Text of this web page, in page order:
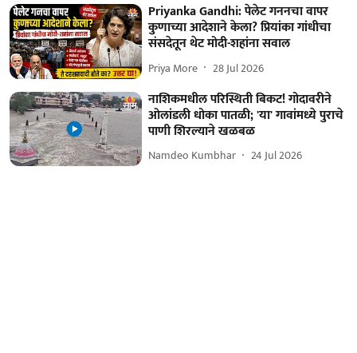
Priyanka Gandhi: पेलेट गननचा वापर
कुणाच्या आदेशाने केला? प्रियांका गांधीचा
संसदेतून थेट मोदी-शहांना सवाल
Priya More 28 Jul 2026
नाशिकमधील परिस्थिती बिकट! गोदावरीने
ओलांडली धोका पातळी; 'या' गावांमध्ये पुराचे
पाणी शिरल्याने खळबळ
Namdeo Kumbhar 24 Jul 2026